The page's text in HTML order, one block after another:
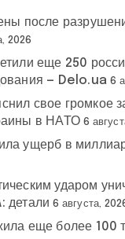
после
2026
еще 250
— Delo.ua 6
свое громкое
в НАТО 6
ущерб в
ударом
детали 6 августа,
еще более 100